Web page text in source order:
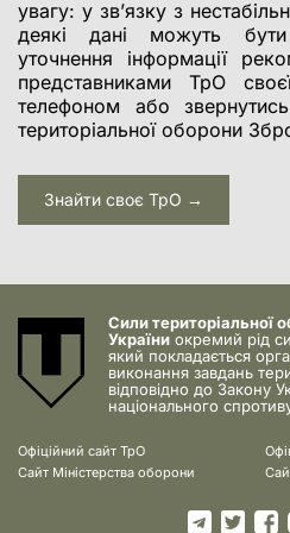
увагу: у зв’язку з
деякі дані можуть
уточнення інформації
представниками ТрО
телефоном або
територіальної оборони
Знайти своє ТрО →
Сили територіальної
Україниокремий рід
який покладається
виконання завдань
відповідно до Закону
національного
Офіційний сайт ТрО
Сайт Міністерства оборони